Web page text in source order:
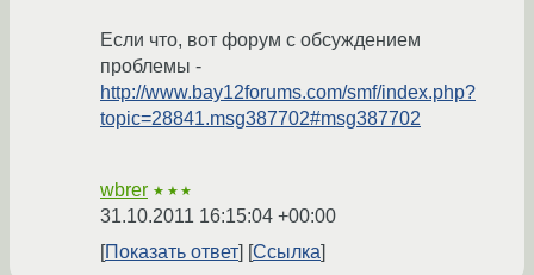
Если что, вот форум с обсуждением
проблемы -
http://www.bay12forums.com/smf/index.php?
topic=28841.msg387702#msg387702
wbrer ★★★
31.10.2011 16:15:04 +00:00
Показать ответ
Ссылка